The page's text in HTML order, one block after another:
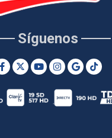
Síguenos